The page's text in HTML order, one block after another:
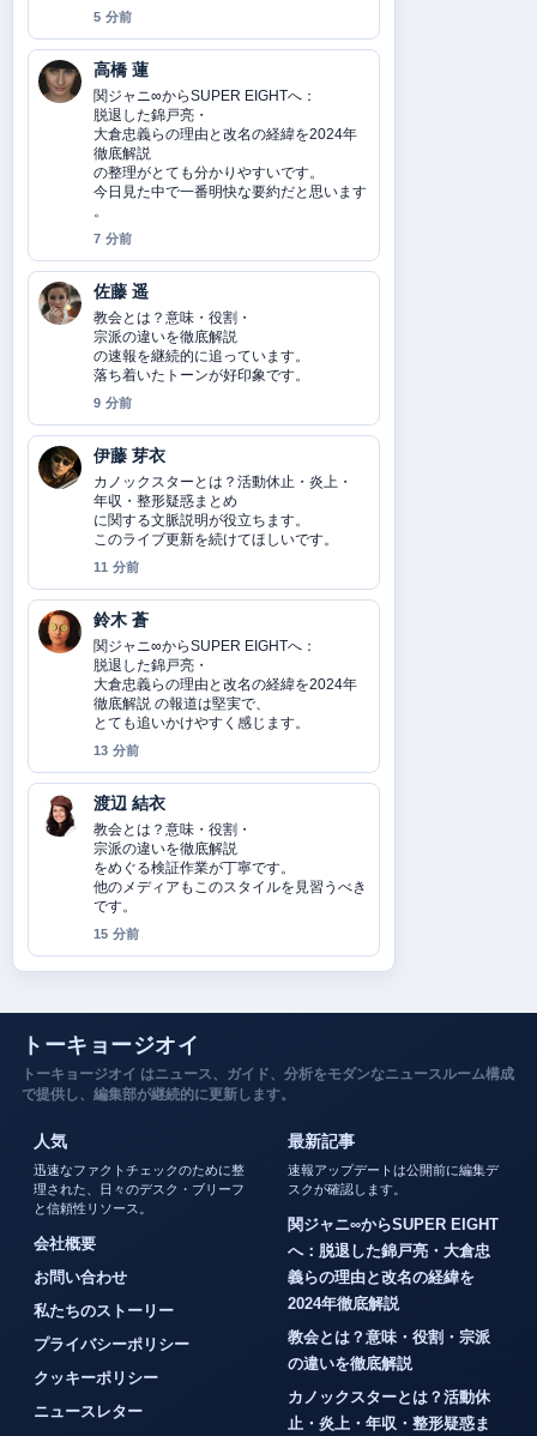
5 分前
高橋 蓮
関ジャニ∞からSUPER EIGHTへ：
脱退した錦戸亮・
大倉忠義らの理由と改名の経緯を2024年
徹底解説
の整理がとても分かりやすいです。
今日見た中で一番明快な要約だと思います
。
7 分前
佐藤 遥
教会とは？意味・役割・
宗派の違いを徹底解説
の速報を継続的に追っています。
落ち着いたトーンが好印象です。
9 分前
伊藤 芽衣
カノックスターとは？活動休止・炎上・
年収・整形疑惑まとめ
に関する文脈説明が役立ちます。
このライブ更新を続けてほしいです。
11 分前
鈴木 蒼
関ジャニ∞からSUPER EIGHTへ：
脱退した錦戸亮・
大倉忠義らの理由と改名の経緯を2024年
徹底解説 の報道は堅実で、
とても追いかけやすく感じます。
13 分前
渡辺 結衣
教会とは？意味・役割・
宗派の違いを徹底解説
をめぐる検証作業が丁寧です。
他のメディアもこのスタイルを見習うべき
です。
15 分前
トーキョージオイ
トーキョージオイ はニュース、ガイド、分析をモダンなニュースルーム構成
で提供し、編集部が継続的に更新します。
人気
迅速なファクトチェックのために整
理された、日々のデスク・ブリーフ
と信頼性リソース。
会社概要
お問い合わせ
私たちのストーリー
プライバシーポリシー
クッキーポリシー
ニュースレター
最新記事
速報アップデートは公開前に編集デ
スクが確認します。
関ジャニ∞からSUPER EIGHT
へ：脱退した錦戸亮・大倉忠
義らの理由と改名の経緯を
2024年徹底解説
教会とは？意味・役割・宗派
の違いを徹底解説
カノックスターとは？活動休
止・炎上・年収・整形疑惑ま